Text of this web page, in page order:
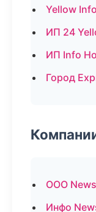
Yellow
ИП 24
ИП Info
Город
ООО
Инфо